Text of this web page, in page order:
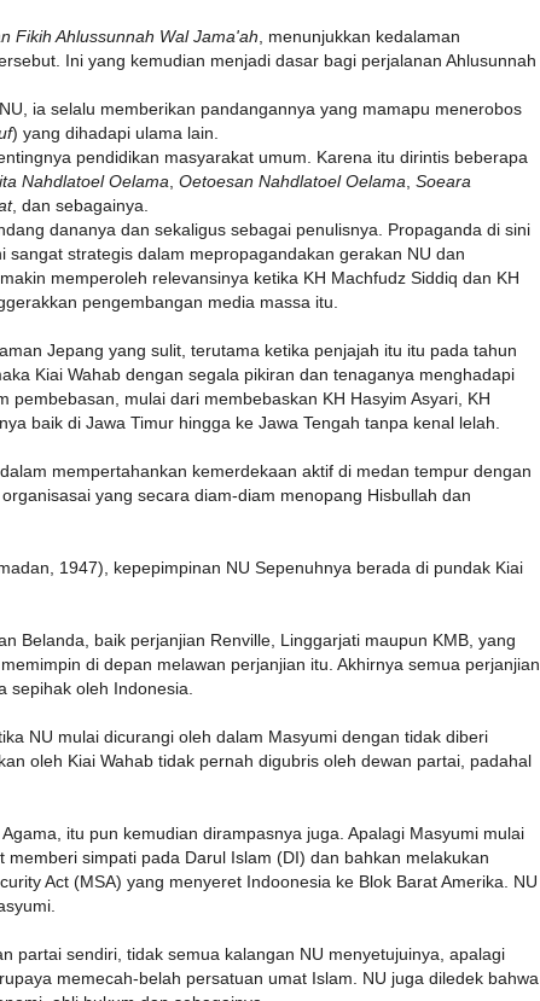
Fikih Ahlussunnah Wal Jama'ah, menunjukkan kedalaman
Ini yang kemudian menjadi dasar bagi perjalanan Ahlusunnah
ia selalu memberikan pandangannya yang mamapu menerobos
) yang dihadapi ulama lain.
pendidikan masyarakat umum. Karena itu dirintis beberapa
Nahdlatoel Oelama, Oetoesan Nahdlatoel Oelama, Soeara
, dan sebagainya.
dananya dan sekaligus sebagai penulisnya. Propaganda di sini
sangat strategis dalam mepropagandakan gerakan NU dan
memperoleh relevansinya ketika KH Machfudz Siddiq dan KH
pengembangan media massa itu.
Jepang yang sulit, terutama ketika penjajah itu itu pada tahun
Kiai Wahab dengan segala pikiran dan tenaganya menghadapi
pembebasan, mulai dari membebaskan KH Hasyim Asyari, KH
baik di Jawa Timur hingga ke Jawa Tengah tanpa kenal lelah.
mempertahankan kemerdekaan aktif di medan tempur dengan
yang secara diam-diam menopang Hisbullah dan
1947), kepepimpinan NU Sepenuhnya berada di pundak Kiai
Belanda, baik perjanjian Renville, Linggarjati maupun KMB, yang
di depan melawan perjanjian itu. Akhirnya semua perjanjian
sepihak oleh Indonesia.
NU mulai dicurangi oleh dalam Masyumi dengan tidak diberi
oleh Kiai Wahab tidak pernah digubris oleh dewan partai, padahal
itu pun kemudian dirampasnya juga. Apalagi Masyumi mulai
memberi simpati pada Darul Islam (DI) dan bahkan melakukan
Act (MSA) yang menyeret Indoonesia ke Blok Barat Amerika. NU
partai sendiri, tidak semua kalangan NU menyetujuinya, apalagi
memecah-belah persatuan umat Islam. NU juga diledek bahwa